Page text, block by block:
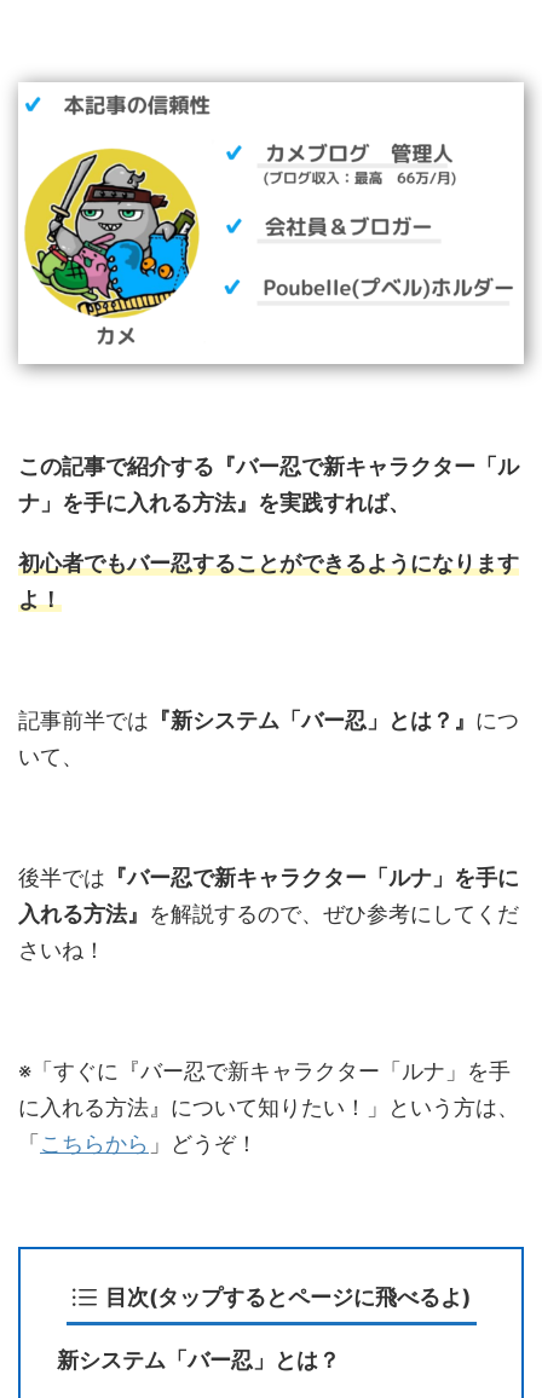
この記事で紹介する『バー忍で新キャラクター「ル
ナ」を手に入れる方法』を実践すれば、
初心者でもバー忍することができるようになります
よ！
記事前半では 『新システム「バー忍」とは？』 につ
いて、
後半では 『バー忍で新キャラクター「ルナ」を手に
入れる方法』 を解説するので、ぜひ参考にしてくだ
さいね！
※「すぐに『バー忍で新キャラクター「ルナ」を手
に入れる方法』について知りたい！」という方は、
「こちらから 」どうぞ！
目次(タップするとページに飛べるよ)
新システム「バー忍」とは？